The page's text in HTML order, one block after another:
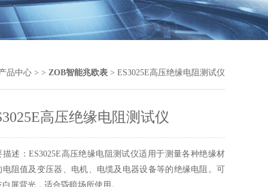
品中心 > > ZOB智能兆欧表 > ES3025E高压绝缘电阻测试仪
高压绝缘电阻测试仪
描述：ES3025E高压绝缘电阻测试仪适用于测量各种绝缘材
电阻值及变压器、电机、电缆及电器设备等的绝缘电阻。可
白屏背光，适合昏暗场所使用。